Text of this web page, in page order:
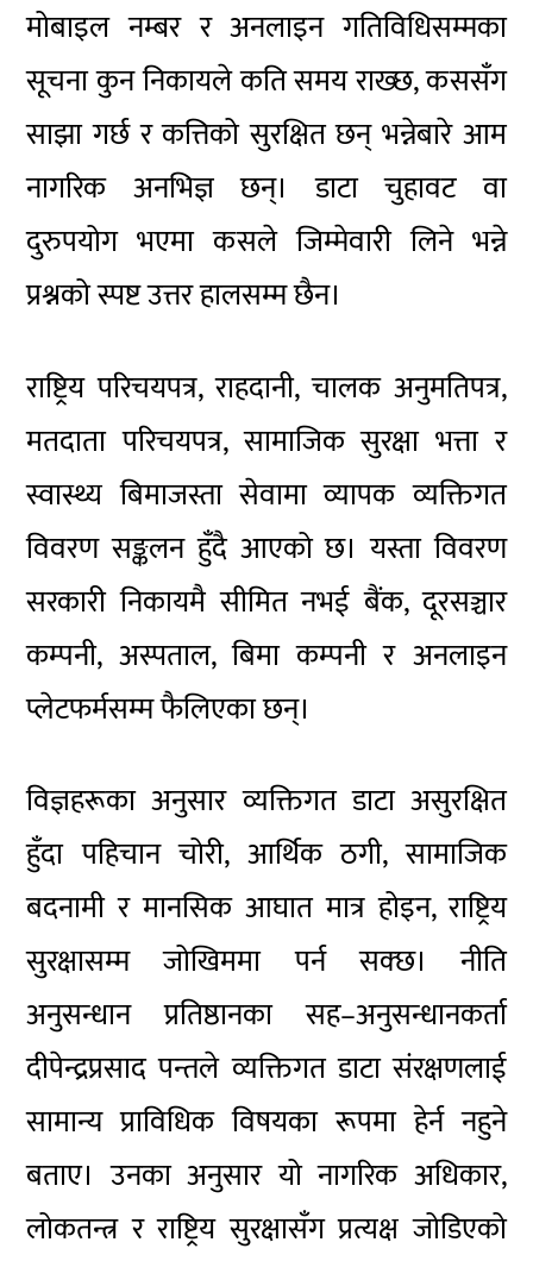
मोबाइल नम्बर र अनलाइन गतिविधिसम्मका
सूचना कुन निकायले कति समय राख्छ, कससँग
साझा गर्छ र कत्तिको सुरक्षित छन् भन्नेबारे आम
नागरिक अनभिज्ञ छन्। डाटा चुहावट वा
दुरुपयोग भएमा कसले जिम्मेवारी लिने भन्ने
प्रश्नको स्पष्ट उत्तर हालसम्म छैन।
राष्ट्रिय परिचयपत्र, राहदानी, चालक अनुमतिपत्र,
मतदाता परिचयपत्र, सामाजिक सुरक्षा भत्ता र
स्वास्थ्य बिमाजस्ता सेवामा व्यापक व्यक्तिगत
विवरण सङ्कलन हुँदै आएको छ। यस्ता विवरण
सरकारी निकायमै सीमित नभई बैंक, दूरसञ्चार
कम्पनी, अस्पताल, बिमा कम्पनी र अनलाइन
प्लेटफर्मसम्म फैलिएका छन्।
विज्ञहरूका अनुसार व्यक्तिगत डाटा असुरक्षित
हुँदा पहिचान चोरी, आर्थिक ठगी, सामाजिक
बदनामी र मानसिक आघात मात्र होइन, राष्ट्रिय
सुरक्षासम्म जोखिममा पर्न सक्छ। नीति
अनुसन्धान प्रतिष्ठानका सह–अनुसन्धानकर्ता
दीपेन्द्रप्रसाद पन्तले व्यक्तिगत डाटा संरक्षणलाई
सामान्य प्राविधिक विषयका रूपमा हेर्न नहुने
बताए। उनका अनुसार यो नागरिक अधिकार,
लोकतन्त्र र राष्ट्रिय सुरक्षासँग प्रत्यक्ष जोडिएको